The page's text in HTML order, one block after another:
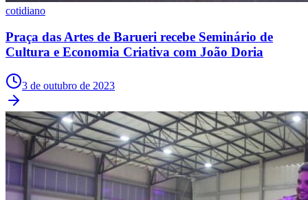
cotidiano
Praça das Artes de Barueri recebe Seminário de
Cultura e Economia Criativa com João Doria
3 de outubro de 2023